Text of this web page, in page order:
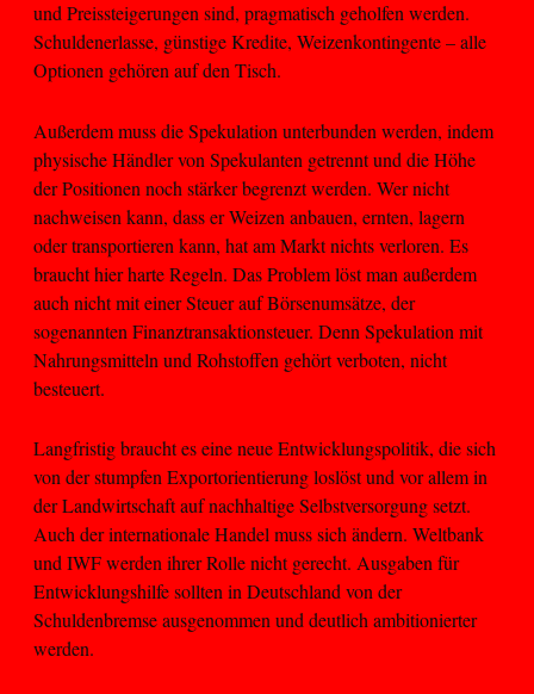
und Preissteigerungen sind, pragmatisch geholfen werden.
Schuldenerlasse, günstige Kredite, Weizenkontingente – alle
Optionen gehören auf den Tisch.
Außerdem muss die Spekulation unterbunden werden, indem
physische Händler von Spekulanten getrennt und die Höhe
der Positionen noch stärker begrenzt werden. Wer nicht
nachweisen kann, dass er Weizen anbauen, ernten, lagern
oder transportieren kann, hat am Markt nichts verloren. Es
braucht hier harte Regeln. Das Problem löst man außerdem
auch nicht mit einer Steuer auf Börsenumsätze, der
sogenannten Finanztransaktionsteuer. Denn Spekulation mit
Nahrungsmitteln und Rohstoffen gehört verboten, nicht
besteuert.
Langfristig braucht es eine neue Entwicklungspolitik, die sich
von der stumpfen Exportorientierung loslöst und vor allem in
der Landwirtschaft auf nachhaltige Selbstversorgung setzt.
Auch der internationale Handel muss sich ändern. Weltbank
und IWF werden ihrer Rolle nicht gerecht. Ausgaben für
Entwicklungshilfe sollten in Deutschland von der
Schuldenbremse ausgenommen und deutlich ambitionierter
werden.